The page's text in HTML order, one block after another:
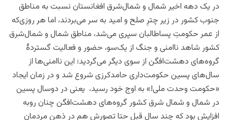
در یک دهه اخیر شمال و شمال‌شرق افغانستان نسبت به مناطق
جنوب کشور در زیر چترِ صلح و امید به سر می‌بردند، اما هر روزی‌که
از عمر حکومتِ پساطالبان سپری می‌شد، مناطق شمال و شمال‌شرق
کشور شاهد ناامنی‌ و جنگ از یک‌سو، حضور و فعالیت گستردۀ
گروه‌های دهشت‌افگن از سوی دیگر می‌گردید؛ این ناامنی‌ها از
سال‌های پسین حکومت‌داری حامدکرزی شروع شد و در زمان ایجاد
«حکومت وحدت ملی!» به اوج خود رسید، یعنی در دوسال پسین
در شمال و شمال شرق کشور گروه‌های دهشت‌افگن چنان روبه
افزایش بود که چند سال قبل حتا تصورش هم در ذهن مردمان